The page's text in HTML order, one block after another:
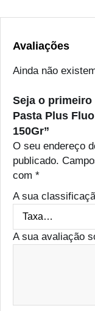
Avaliações
Ainda não
Seja o primeiro
Pasta Plus
150Gr”
O seu endereço
publicado.
com *
A sua
A sua avaliação